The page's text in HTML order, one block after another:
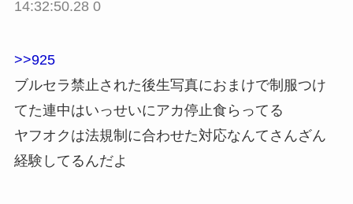
14:32:50.28 0
>>925
ブルセラ禁止された後生写真におまけで制服つけ
てた連中はいっせいにアカ停止食らってる
ヤフオクは法規制に合わせた対応なんてさんざん
経験してるんだよ